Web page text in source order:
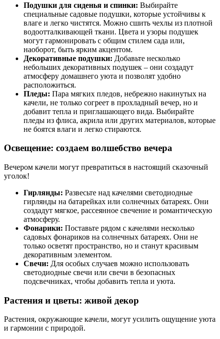
Подушки для сиденья и спинки: Выбирайте
специальные садовые подушки, которые устойчивы к
влаге и легко чистятся. Можно сшить чехлы из плотной
водоотталкивающей ткани. Цвета и узоры подушек
могут гармонировать с общим стилем сада или,
наоборот, быть ярким акцентом.
Декоративные подушки: Добавьте несколько
небольших декоративных подушек – они создадут
атмосферу домашнего уюта и позволят удобно
расположиться.
Пледы: Пара мягких пледов, небрежно накинутых на
качели, не только согреет в прохладный вечер, но и
добавит тепла и приглашающего вида. Выбирайте
пледы из флиса, акрила или других материалов, которые
не боятся влаги и легко стираются.
Освещение: создаем волшебство вечера
Вечером качели могут превратиться в настоящий сказочный
уголок!
Гирлянды: Развесьте над качелями светодиодные
гирлянды на батарейках или солнечных батареях. Они
создадут мягкое, рассеянное свечение и романтическую
атмосферу.
Фонарики: Поставьте рядом с качелями несколько
садовых фонариков на солнечных батареях. Они не
только осветят пространство, но и станут красивым
декоративным элементом.
Свечи: Для особых случаев можно использовать
светодиодные свечи или свечи в безопасных
подсвечниках, чтобы добавить тепла и уюта.
Растения и цветы: живой декор
Растения, окружающие качели, могут усилить ощущение уюта
и гармонии с природой.